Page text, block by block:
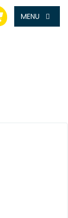
NÁKUPNÍ
KOŠÍK